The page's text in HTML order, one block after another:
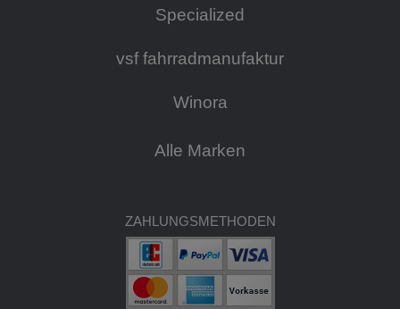
Specialized
vsf fahrradmanufaktur
Winora
Alle Marken
ZAHLUNGSMETHODEN